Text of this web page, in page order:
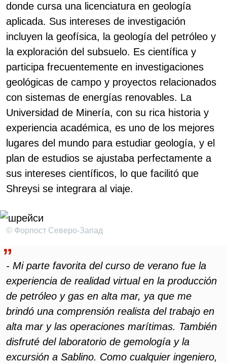
donde cursa una licenciatura en geología
aplicada. Sus intereses de investigación
incluyen la geofísica, la geología del petróleo y
la exploración del subsuelo. Es científica y
participa frecuentemente en investigaciones
geológicas de campo y proyectos relacionados
con sistemas de energías renovables. La
Universidad de Minería, con su rica historia y
experiencia académica, es uno de los mejores
lugares del mundo para estudiar geología, y el
plan de estudios se ajustaba perfectamente a
sus intereses científicos, lo que facilitó que
Shreysi se integrara al viaje.
© Форпост Северо-Запад
- Mi parte favorita del curso de verano fue la
experiencia de realidad virtual en la producción
de petróleo y gas en alta mar, ya que me
brindó una comprensión realista del trabajo en
alta mar y las operaciones marítimas. También
disfruté del laboratorio de gemología y la
excursión a Sablino. Como cualquier ingeniero,